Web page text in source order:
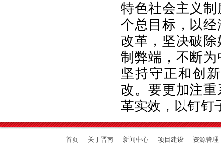
特色社会主义
个总目标，以
改革，坚决破
制弊端，不断
坚持守正和创
改。要更加注
革实效，以钉钉
首页 ┊ 关于晋南 ┊ 新闻中心 ┊ 项目建设 ┊ 资源管理